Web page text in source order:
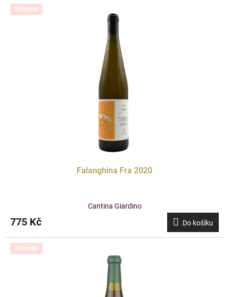
Přírodní
Falanghina Fra 2020
Cantina Giardino
775 Kč Do košíku
Přírodní